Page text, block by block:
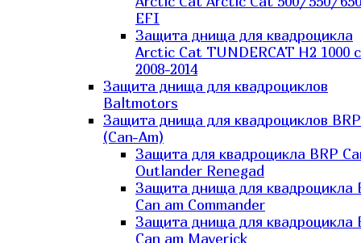
EFI
Защита днища для квадроцикла
Arctic Cat TUNDERCAT H2 1000 c
2008-2014
Защита днища для квадроциклов
Baltmotors
Защита днища для квадроциклов BRP
(Can-Am)
Защита для квадроцикла BRP
Outlander Renegad
Защита днища для квадроцикла
Can am Commander
Защита днища для квадроцикла
Can am Maverick